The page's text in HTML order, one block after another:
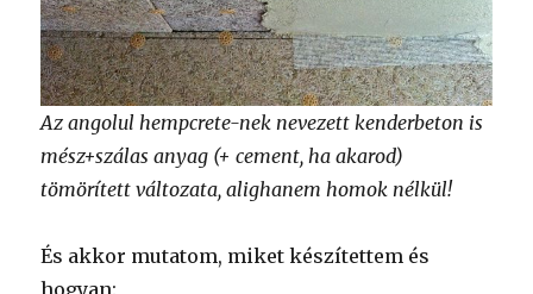
Az angolul hempcrete-nek nevezett kenderbeton is
mész+szálas anyag (+ cement, ha akarod)
tömörített változata, alighanem homok nélkül!
És akkor mutatom, miket készítettem és